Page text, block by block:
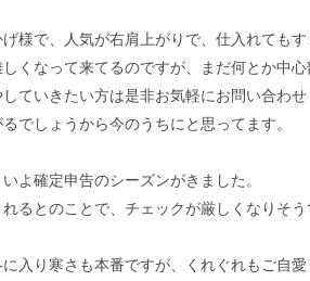
様で、人気が右肩上がりで、仕入れてもす
くなって来てるのですが、まだ何とか中
ていきたい方は是非お気軽にお問い合わせ
でしょうから今のうちにと思ってます。
よ確定申告のシーズンがきました。
るとのことで、チェックが厳しくなりそ
入り寒さも本番ですが、くれぐれもご自愛